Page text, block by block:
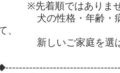
※先着順ではありま
犬の性格・年齢・病気
、
新しいご家庭を選ば